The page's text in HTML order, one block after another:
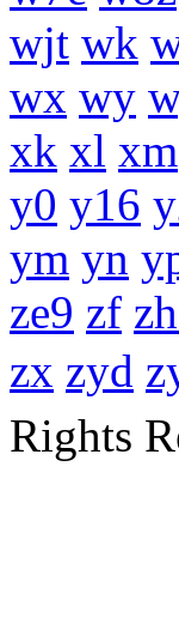
wjt wk
wx wy
xk xl xm
y0 y16
ym yn
ze9 zf
zx zyd
Rights